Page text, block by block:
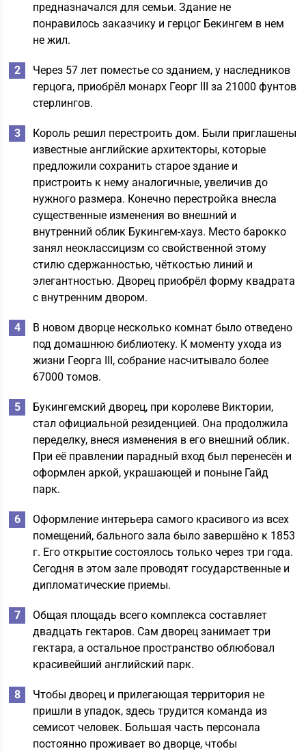
предназначался для семьи. Здание не
понравилось заказчику и герцог Бекингем в нем
не жил.
Через 57 лет поместье со зданием, у наследников
герцога, приобрёл монарх Георг III за 21000 фунтов
стерлингов.
Король решил перестроить дом. Были приглашены
известные английские архитекторы, которые
предложили сохранить старое здание и
пристроить к нему аналогичные, увеличив до
нужного размера. Конечно перестройка внесла
существенные изменения во внешний и
внутренний облик Букингем-хауз. Место барокко
занял неоклассицизм со свойственной этому
стилю сдержанностью, чёткостью линий и
элегантностью. Дворец приобрёл форму квадрата
с внутренним двором.
В новом дворце несколько комнат было отведено
под домашнюю библиотеку. К моменту ухода из
жизни Георга III, собрание насчитывало более
67000 томов.
Букингемский дворец, при королеве Виктории,
стал официальной резиденцией. Она продолжила
переделку, внеся изменения в его внешний облик.
При её правлении парадный вход был перенесён и
оформлен аркой, украшающей и поныне Гайд
парк.
Оформление интерьера самого красивого из всех
помещений, бального зала было завершёно к 1853
г. Его открытие состоялось только через три года.
Сегодня в этом зале проводят государственные и
дипломатические приемы.
Общая площадь всего комплекса составляет
двадцать гектаров. Сам дворец занимает три
гектара, а остальное пространство облюбовал
красивейший английский парк.
Чтобы дворец и прилегающая территория не
пришли в упадок, здесь трудится команда из
семисот человек. Большая часть персонала
постоянно проживает во дворце, чтобы